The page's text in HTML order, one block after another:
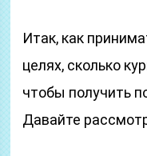
Итак, как
целях, сколько
чтобы получить
Давайте